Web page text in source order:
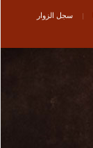
سجل الزوار